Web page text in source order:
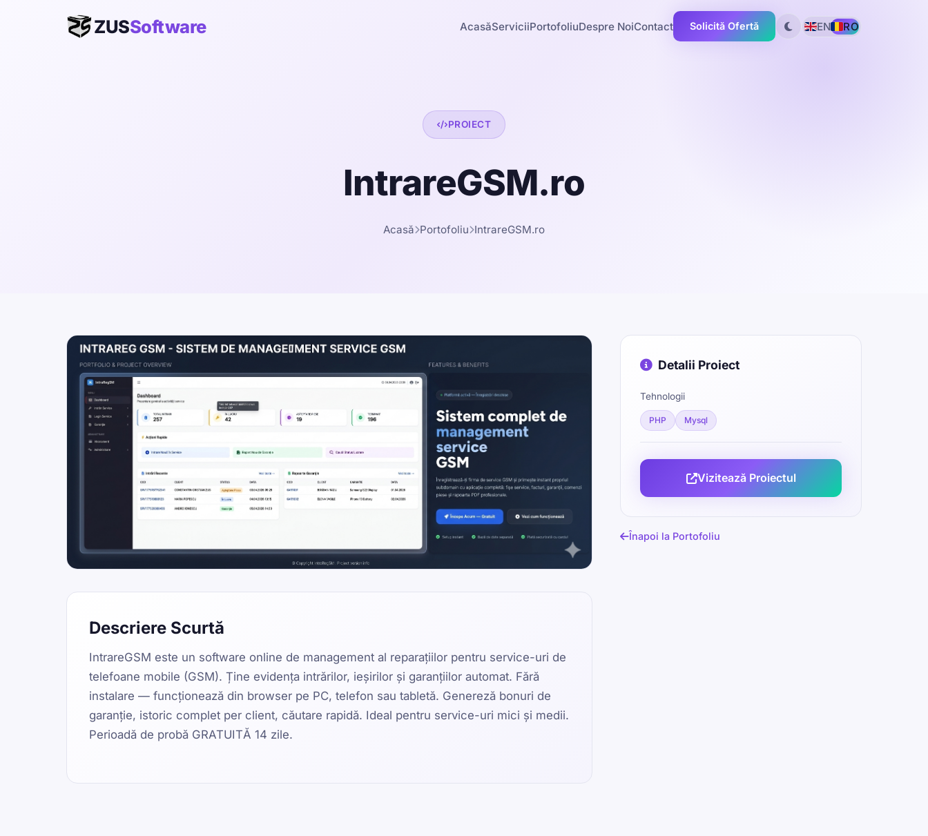
ZUSSoftware AcasăServiciiPortofoliuDespre NoiContact Solicită Ofertă EN RO
PROIECT
IntrareGSM.ro
Acasă Portofoliu IntrareGSM.ro
Descriere Scurtă
IntrareGSM este un software online de management al reparațiilor pentru service-uri de
telefoane mobile (GSM). Ține evidența intrărilor, ieșirilor și garanțiilor automat. Fără
instalare — funcționează din browser pe PC, telefon sau tabletă. Genereză bonuri de
garanție, istoric complet per client, căutare rapidă. Ideal pentru service-uri mici și medii.
Perioadă de probă GRATUITĂ 14 zile.
Detalii Proiect
Tehnologii
PHP Mysql
Vizitează Proiectul
Înapoi la Portofoliu